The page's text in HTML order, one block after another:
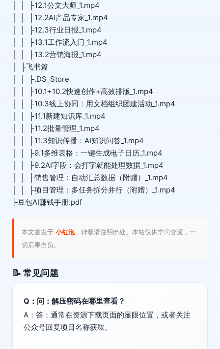
│ │ ├12.1公文大师_1.mp4
│ │ ├12.2AI产品专家_1.mp4
│ │ ├12.3行业日报_1.mp4
│ │ ├13.1工作流入门_1.mp4
│ │ ├13.2营销海报_1.mp4
│ ├飞书篇
│ │ ├.DS_Store
│ │ ├10.1+10.2快速创作+高效排版_1.mp4
│ │ ├10.3线上协同：用文档组织团建活动_1.mp4
│ │ ├11.1新建知识库_1.mp4
│ │ ├11.2批量管理_1.mp4
│ │ ├11.3知识传播：AI知识问答_1.mp4
│ │ ├9.1多维表格：一键生成电子日历_1.mp4
│ │ ├9.2AI字段：会打字就能处理数据_1.mp4
│ │ ├销售管理：自动汇总数据（附赠）_1.mp4
│ │ ├项目管理：多任务拆分并行（附赠）_1.mp4
├豆包AI赚钱手册.pdf
本文首发于 小红泡，转载请注明出处。本站仅供学习交流，一
切后果自负。
📝 常见问题
Q：问：解压密码在哪里查看？
A：答：通常在资源下载页面的显眼位置，或者关注
公众号回复项目名称获取。